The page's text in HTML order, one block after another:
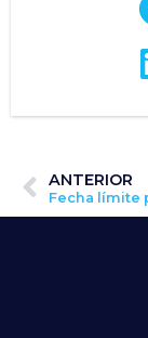
ANTERIOR